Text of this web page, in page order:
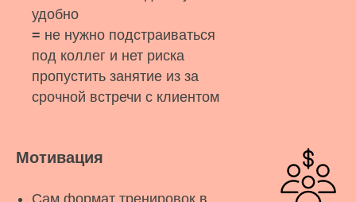
удобно
= не нужно подстраиваться
под коллег и нет риска
пропустить занятие из за
срочной встречи с клиентом
Мотивация
Сам формат тренировок в